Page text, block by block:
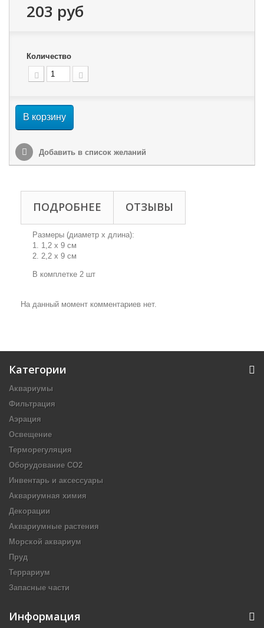
203 руб
Количество
В корзину
Добавить в список желаний
ПОДРОБНЕЕ ОТЗЫВЫ
Размеры (диаметр х длина):
1. 1,2 х 9 см
2. 2,2 х 9 см
В комплетке 2 шт
На данный момент комментариев нет.
Категории
Аквариумы
Фильтрация
Аэрация
Освещение
Терморегуляция
Оборудование CO2
Инвентарь и аксессуары
Аквариумная химия
Декорации
Аквариумные растения
Морской аквариум
Пруд
Террариум
Запасные части
Информация